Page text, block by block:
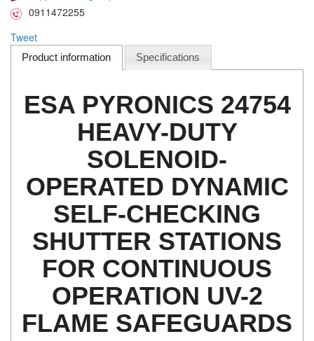
Deublin
Diakont
Dias Infrared
Dinel
Doctor Led Vietnam
DOLD - Autho ANS
Dold Vietnam
Dongdo Tech
Donghwa Valve
Dongkun
Dosing Pump
0911472255
Tweet
Product information Specifications
ESA PYRONICS 24754
HEAVY-DUTY
SOLENOID-
OPERATED DYNAMIC
SELF-CHECKING
SHUTTER STATIONS
FOR CONTINUOUS
OPERATION UV-2
FLAME SAFEGUARDS